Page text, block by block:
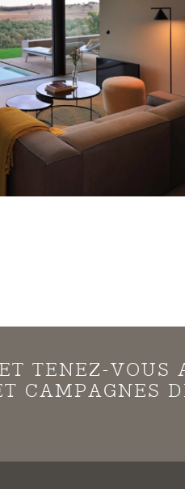
TENEZ-VOUS
CAMPAGNES